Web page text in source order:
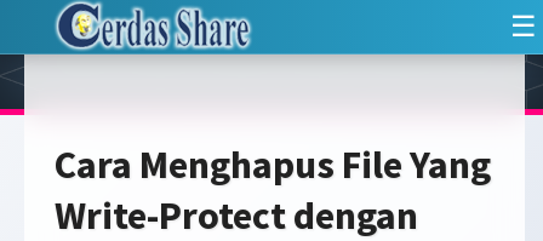
☰
Cara Menghapus File Yang
Write-Protect dengan